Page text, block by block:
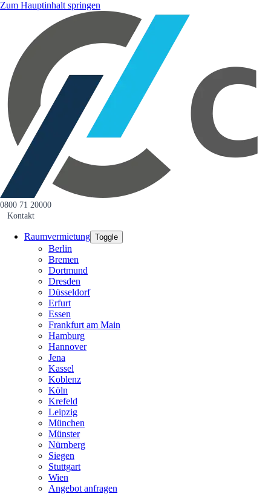
Zum Hauptinhalt springen
0800 71 20000
Kontakt
Raumvermietung Toggle
Berlin
Bremen
Dortmund
Dresden
Düsseldorf
Erfurt
Essen
Frankfurt am Main
Hamburg
Hannover
Jena
Kassel
Koblenz
Köln
Krefeld
Leipzig
München
Münster
Nürnberg
Siegen
Stuttgart
Wien
Angebot anfragen